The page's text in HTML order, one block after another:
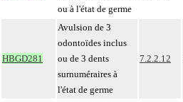
ou à l'état de germe
HBGD281
Avulsion de 3
odontoïdes inclus
ou de 3 dents
surnuméraires à
l'état de germe
7.2.2.12